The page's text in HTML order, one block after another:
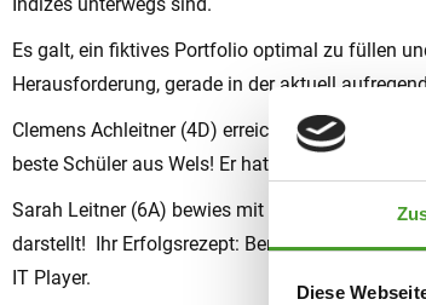
Diese
Es galt, ein fiktives Portfolio optimal zu füllen
Herausforderung, gerade in der aktuell
Clemens Achleitner (4D) erreichte mit einem
beste Schüler aus Wels! Er hat uns sein
Sarah Leitner (6A) bewies mit dem 13. Platz
darstellt! Ihr Erfolgsrezept: Beratung durch den
IT Player.